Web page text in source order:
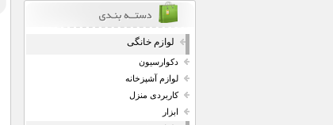
لوازم خانگی
دکوارسیون
لوازم آشپزخانه
کاربردی منزل
ابزار